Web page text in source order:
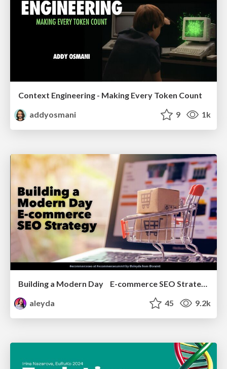
Context Engineering - Making Every Token Count
addyosmani
9 1k
Building a Modern Day E-commerce SEO Strategy
aleyda
45 9.2k